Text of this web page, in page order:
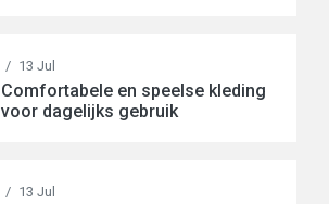
/ 13 Jul
Comfortabele en speelse kleding
voor dagelijks gebruik
/ 13 Jul